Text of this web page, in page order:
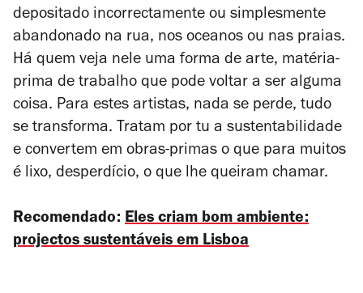
depositado incorrectamente ou simplesmente
abandonado na rua, nos oceanos ou nas praias.
Há quem veja nele uma forma de arte, matéria-
prima de trabalho que pode voltar a ser alguma
coisa. Para estes artistas, nada se perde, tudo
se transforma. Tratam por tu a sustentabilidade
e convertem em obras-primas o que para muitos
é lixo, desperdício, o que lhe queiram chamar.
Recomendado: Eles criam bom ambiente:
projectos sustentáveis em Lisboa